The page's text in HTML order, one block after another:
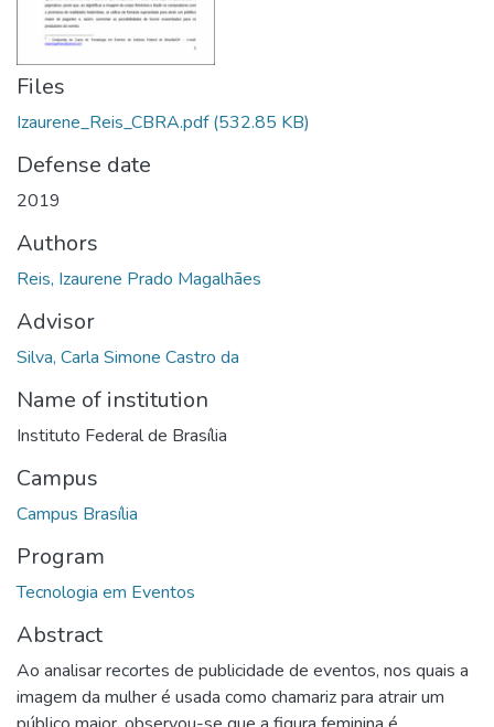
Files
Izaurene_Reis_CBRA.pdf(532.85 KB)
Defense date
2019
Authors
Reis, Izaurene Prado Magalhães
Advisor
Silva, Carla Simone Castro da
Name of institution
Instituto Federal de Brasília
Campus
Campus Brasília
Program
Tecnologia em Eventos
Abstract
Ao analisar recortes de publicidade de eventos, nos quais a
imagem da mulher é usada como chamariz para atrair um